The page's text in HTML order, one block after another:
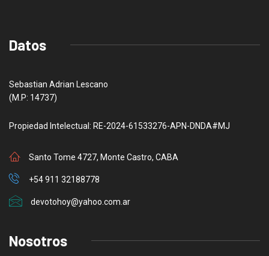
Datos
Sebastian Adrian Lescano
(M.P: 14737)
Propiedad Intelectual: RE-2024-61533276-APN-DNDA#MJ
Santo Tome 4727, Monte Castro, CABA
+54 911 32188778
devotohoy@yahoo.com.ar
Nosotros